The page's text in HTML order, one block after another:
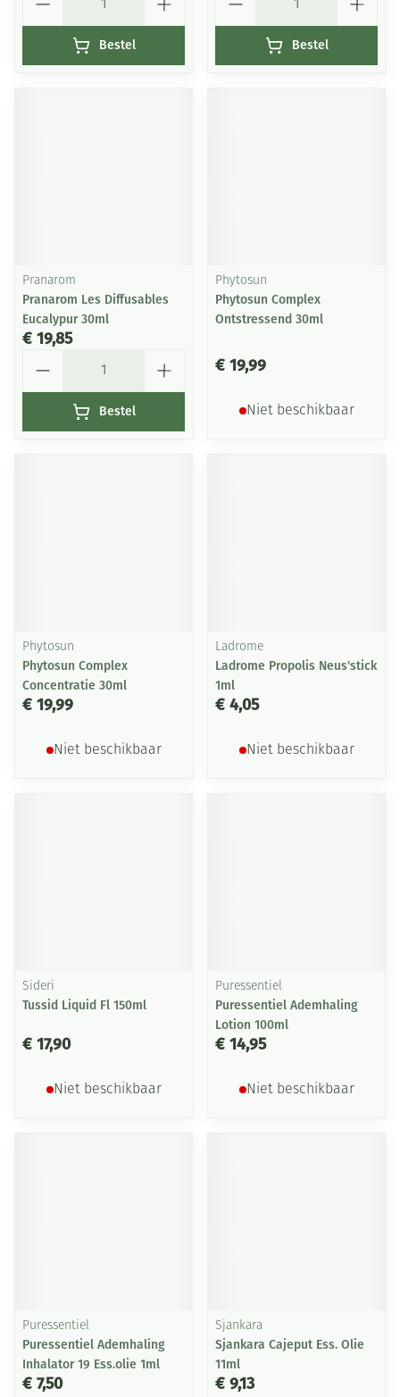
Bestel Bestel
Pranarom
Pranarom Les Diffusables
Eucalypur 30ml
€ 19,85
Bestel
Phytosun
Phytosun Complex
Ontstressend 30ml
€ 19,99
Niet beschikbaar
Phytosun
Phytosun Complex
Concentratie 30ml
€ 19,99
Niet beschikbaar
Ladrome
Ladrome Propolis Neus'stick
1ml
€ 4,05
Niet beschikbaar
Sideri
Tussid Liquid Fl 150ml
€ 17,90
Niet beschikbaar
Puressentiel
Puressentiel Ademhaling
Lotion 100ml
€ 14,95
Niet beschikbaar
Puressentiel
Puressentiel Ademhaling
Inhalator 19 Ess.olie 1ml
€ 7,50
Sjankara
Sjankara Cajeput Ess. Olie
11ml
€ 9,13